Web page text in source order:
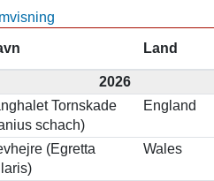
Land
2026
Tornskade
schach)
England
(Egretta
Wales